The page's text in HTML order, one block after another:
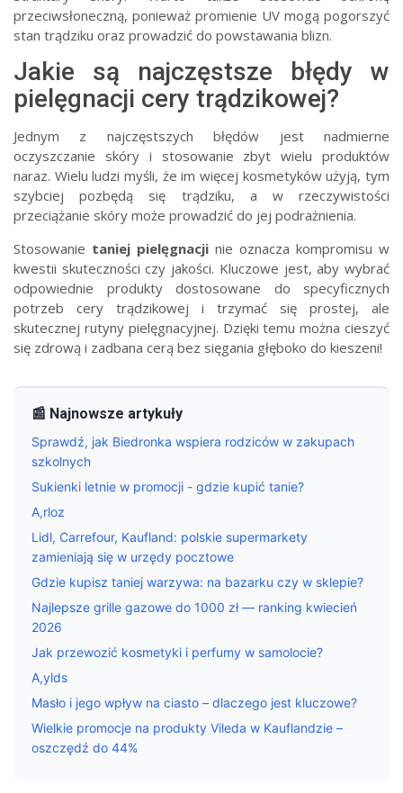
przeciwsłoneczną, ponieważ promienie UV mogą pogorszyć
stan trądziku oraz prowadzić do powstawania blizn.
Jakie są najczęstsze błędy w
pielęgnacji cery trądzikowej?
Jednym z najczęstszych błędów jest nadmierne
oczyszczanie skóry i stosowanie zbyt wielu produktów
naraz. Wielu ludzi myśli, że im więcej kosmetyków użyją, tym
szybciej pozbędą się trądziku, a w rzeczywistości
przeciążanie skóry może prowadzić do jej podrażnienia.
Stosowanie taniej pielęgnacji nie oznacza kompromisu w
kwestii skuteczności czy jakości. Kluczowe jest, aby wybrać
odpowiednie produkty dostosowane do specyficznych
potrzeb cery trądzikowej i trzymać się prostej, ale
skutecznej rutyny pielęgnacyjnej. Dzięki temu można cieszyć
się zdrową i zadbana cerą bez sięgania głęboko do kieszeni!
📰 Najnowsze artykuły
Sprawdź, jak Biedronka wspiera rodziców w zakupach
szkolnych
Sukienki letnie w promocji - gdzie kupić tanie?
A,rloz
Lidl, Carrefour, Kaufland: polskie supermarkety
zamieniają się w urzędy pocztowe
Gdzie kupisz taniej warzywa: na bazarku czy w sklepie?
Najlepsze grille gazowe do 1000 zł — ranking kwiecień
2026
Jak przewozić kosmetyki i perfumy w samolocie?
A,ylds
Masło i jego wpływ na ciasto – dlaczego jest kluczowe?
Wielkie promocje na produkty Vileda w Kauflandzie –
oszczędź do 44%